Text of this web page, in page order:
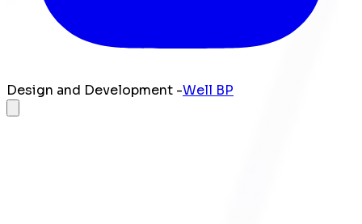
Design and Development -Well BP